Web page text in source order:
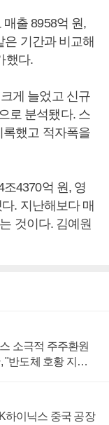
출 8958억 원,
은 기간과 비교해
했다.
게 늘었고 신규
로 분석됐다. 스
록했고 적자폭을
4370억 원, 영
. 지난해보다 매
것이다. 김예원
소극적 주주환원
"반도체 호황 지속
하이닉스 중국 공장